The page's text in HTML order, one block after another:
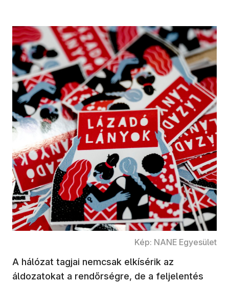
Kép: NANE Egyesület
A hálózat tagjai nemcsak elkísérik az
áldozatokat a rendőrségre, de a feljelentés